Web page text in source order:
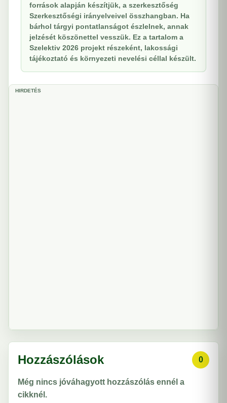
források alapján készítjük, a szerkesztőség
Szerkesztőségi irányelveivel összhangban. Ha
bárhol tárgyi pontatlanságot észlelnek, annak
jelzését köszönettel vesszük. Ez a tartalom a
Szelektiv 2026 projekt részeként, lakossági
tájékoztató és környezeti nevelési céllal készült.
HIRDETÉS
Hozzászólások 0
Még nincs jóváhagyott hozzászólás ennél a
cikknél.